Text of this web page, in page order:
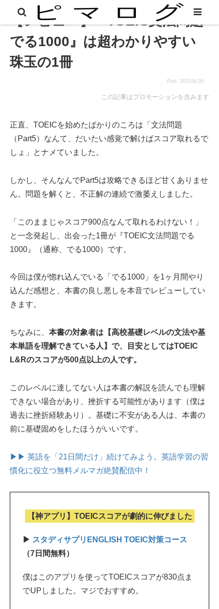
【レビュー】『TOEIC文法問題
でる1000』は超わかりやすい
珠玉の1冊
2023.06.05
この記事はプロモーションを含みます
正直、TOEICを始めたばかりのころは「文法問題
（Part5）なんて、だいたい感覚で解けばスコア取れるで
しょ」とナメていました。
しかし、そんなんでPart5は攻略できるほど甘くありませ
ん。問題を解くと、不正解の連続で激萎えしました。
「このままじゃスコア900点なんて取れるわけない！」
と一念発起し、出会った1冊が『TOEIC文法問題でる
1000』（通称、でる1000）です。
今回は僕が惚れ込んでいる「でる1000」を1ヶ月間やり
込んだ感想と、本書の良し悪しを本音でレビューしてい
きます。
ちなみに、 本書の対象者は【高校基礎レベルの文法や基
本単語を理解できている人】で、目安としてはTOEIC
L&Rのスコアが500点以上の人です。
このレベルに達してない人は本書の解説を読んでも理解
できない場合があり、挫折する可能性があります（僕は
過去に挫折経験あり）。基礎に不安がある人は、本書の
前に基礎固めをしたほうがいいです。
▶▶ 英語を「21日間だけ」続けてみよう。 英語学習の習
慣化に役立つ無料メルマガ絶賛配信中！
【神アプリ】TOEICスコアが劇的に伸びました
▶ スタディサプリENGLISH TOEIC対策コース
（7日間無料）
僕はこのアプリを使ってTOEICスコアが830点ま
でUPしました。マジでおすすめ。